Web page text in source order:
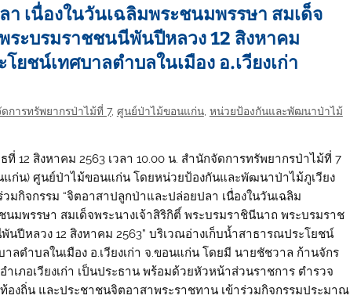
เนื่องในวันเฉลิมพระชนมพรรษา สมเด็จ
ระบรมราชชนนีพันปีหลวง 12 สิงหาคม
ชน์เทศบาลตำบลในเมือง อ.เวียงเก่า
การทรัพยากรป่าไม้ที่ 7, ศูนย์ป่าไม้ขอนแก่น, หน่วยป้องกันและพัฒนาป่าไม้
ที่ 12 สิงหาคม 2563 เวลา 10.00 น. สำนักจัดการทรัพยากรป่าไม้ที่ 7
แก่น) ศูนย์ป่าไม้ขอนแก่น โดยหน่วยป้องกันและพัฒนาป่าไม้ภูเวียง
วมกิจกรรม “จิตอาสาปลูกป่าและปล่อยปลา เนื่องในวันเฉลิม
นมพรรษา สมเด็จพระนางเจ้าสิริกิติ์ พระบรมราชินีนาถ พระบรมราช
นปีหลวง 12 สิงหาคม 2563” บริเวณอ่างเก็บน้ำสาธารณประโยชน์
าลตำบลในเมือง อ.เวียงเก่า จ.ขอนแก่น โดยมี นายชัชวาล ก้านจักร
ำเภอเวียงเก่า เป็นประธาน พร้อมด้วยหัวหน้าส่วนราชการ ตำรวจ
องถิ่น และประชาชนจิตอาสาพระราชทาน เข้าร่วมกิจกรรมประมาณ